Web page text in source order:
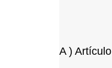
A ) Artículo